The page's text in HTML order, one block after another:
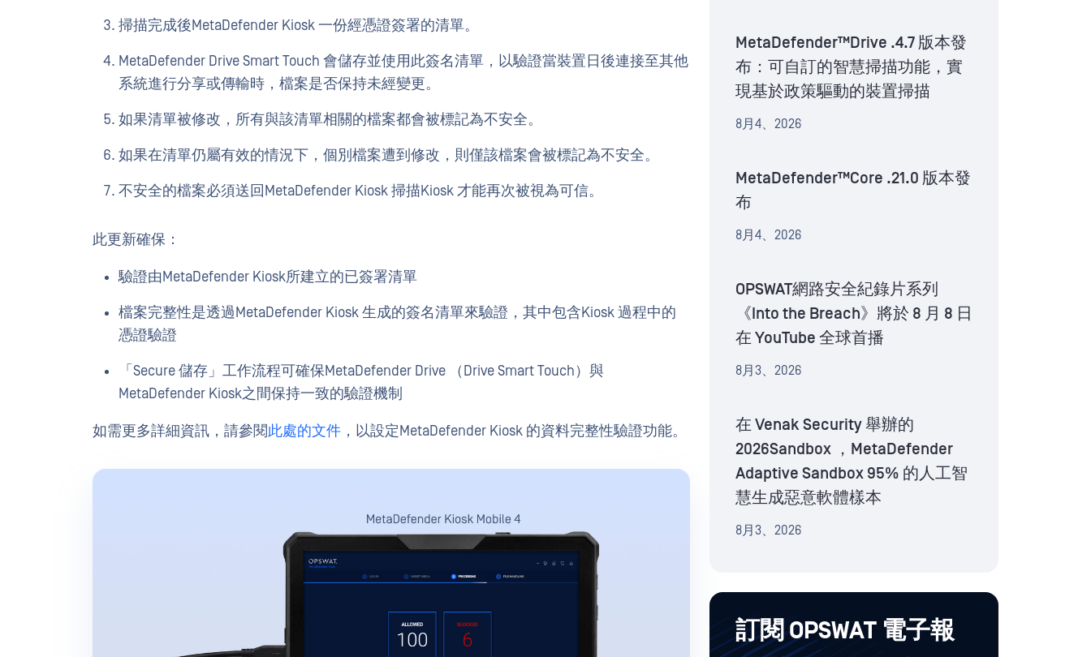
掃描完成後MetaDefender Kiosk 一份經憑證簽署的清單。
MetaDefender Drive Smart Touch 會儲存並使用此簽名清單，以驗證當裝置日後連接至其他
系統進行分享或傳輸時，檔案是否保持未經變更。
如果清單被修改，所有與該清單相關的檔案都會被標記為不安全。
如果在清單仍屬有效的情況下，個別檔案遭到修改，則僅該檔案會被標記為不安全。
不安全的檔案必須送回MetaDefender Kiosk 掃描Kiosk 才能再次被視為可信。
此更新確保：
驗證由MetaDefender Kiosk所建立的已簽署清單
檔案完整性是透過MetaDefender Kiosk 生成的簽名清單來驗證，其中包含Kiosk 過程中的
憑證驗證
「Secure 儲存」工作流程可確保MetaDefender Drive （Drive Smart Touch）與
MetaDefender Kiosk之間保持一致的驗證機制
如需更多詳細資訊，請參閱此處的文件 ，以設定MetaDefender Kiosk 的資料完整性驗證功能。
MetaDefender™Drive .4.7 版本發
布：可自訂的智慧掃描功能，實
現基於政策驅動的裝置掃描
8月4、2026
MetaDefender™Core .21.0 版本發
布
8月4、2026
OPSWAT網路安全紀錄片系列
《Into the Breach》將於 8 月 8 日
在 YouTube 全球首播
8月3、2026
在 Venak Security 舉辦的
2026Sandbox ，MetaDefender
Adaptive Sandbox 95% 的人工智
慧生成惡意軟體樣本
8月3、2026
訂閱 OPSWAT 電子報